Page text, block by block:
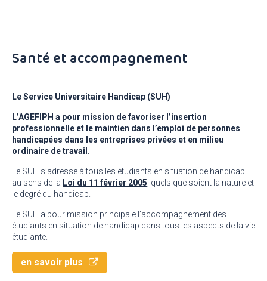
Santé et accompagnement
Le Service Universitaire Handicap (SUH)
L’AGEFIPH a pour mission de favoriser l’insertion
professionnelle et le maintien dans l’emploi de personnes
handicapées dans les entreprises privées et en milieu
ordinaire de travail.
Le SUH s’adresse à tous les étudiants en situation de handicap
au sens de la Loi du 11 février 2005 , quels que soient la nature et
le degré du handicap.
Le SUH a pour mission principale l’accompagnement des
étudiants en situation de handicap dans tous les aspects de la vie
étudiante.
en savoir plus